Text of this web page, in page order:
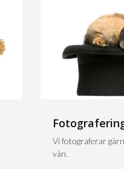
Vi fotograferar
vän.